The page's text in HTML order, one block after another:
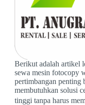
Berikut adalah artikel
sewa mesin fotocopy
pertimbangan penting
membutuhkan solusi
tinggi tanpa harus